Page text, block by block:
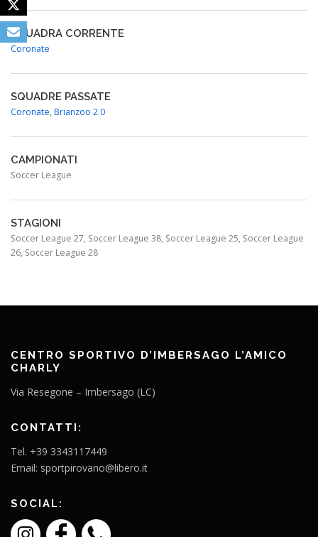
SQUADRA CORRENTE
Coronate
SQUADRE PASSATE
Coronate, Brianzoo 2.0
CAMPIONATI
Soccer League
STAGIONI
Soccer League 27, Soccer League 38, Soccer League 25, Soccer League
26, Soccer League 28
CENTRO SPORTIVO D’IMBERSAGO L’AMICO
CHARLY
Via Resegone – Imbersago (LC)
CONTATTI:
Tel. +39 3343117449
Email: sportpirovano@libero.it
SOCIAL: